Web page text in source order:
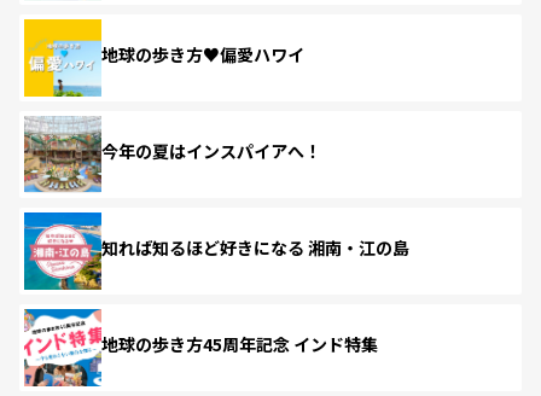
地球の歩き方♥偏愛ハワイ
今年の夏はインスパイアへ！
知れば知るほど好きになる 湘南・江の島
地球の歩き方45周年記念 インド特集